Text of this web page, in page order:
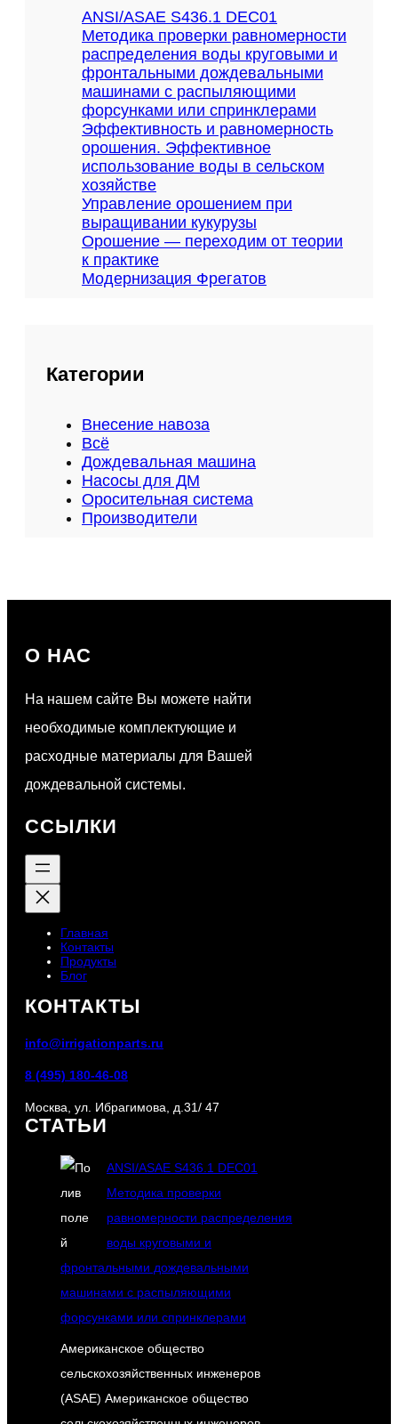
ш
и
н
ы
C
h
a
m
s
a
ANSI/ASAE S436.1 DEC01
Методика проверки равномерности
распределения воды круговыми и
фронтальными дождевальными
машинами с распыляющими
форсунками или спринклерами
Эффективность и равномерность
орошения. Эффективное
использование воды в сельском
хозяйстве
Управление орошением при
выращивании кукурузы
Орошение — переходим от теории
к практике
Модернизация Фрегатов
Категории
Внесение навоза
Всё
Дождевальная машина
Насосы для ДМ
Оросительная система
Производители
О НАС
На нашем сайте Вы можете найти
необходимые комплектующие и
расходные материалы для Вашей
дождевальной системы.
ССЫЛКИ
Главная
Контакты
Продукты
Блог
КОНТАКТЫ
info@irrigationparts.ru
8 (495) 180-46-08
Москва, ул. Ибрагимова, д.31/ 47
СТАТЬИ
ANSI/ASAE S436.1 DEC01
Методика проверки
равномерности распределения
воды круговыми и
фронтальными дождевальными
машинами с распыляющими
форсунками или спринклерами
Американское общество
сельскохозяйственных инженеров
(ASAE) Американское общество